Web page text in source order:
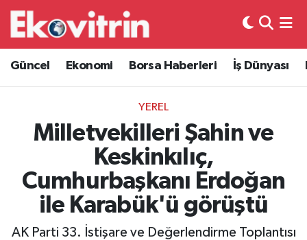
Güncel Ekonomi Borsa Haberleri İş Dünyası
YEREL
Milletvekilleri Şahin ve
Keskinkılıç,
Cumhurbaşkanı Erdoğan
ile Karabük'ü görüştü
AK Parti 33. İstişare ve Değerlendirme Toplantısı
Güncel
Ekonomi
Borsa Haberleri
Lojistik
Otovitrin
Hava Durumu
Trafik Durumu
Süper Lig Puan Durumu ve Fikstür
Tüm Manşetler
Son Dakika Haberleri
Haber Arşivi